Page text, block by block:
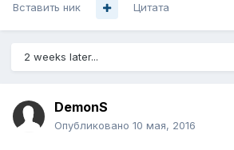
Вставить ник Цитата
2 weeks later...
DemonS
Опубликовано 10 мая, 2016